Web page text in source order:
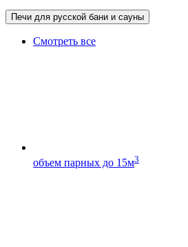
Печи для русской бани и сауны
Смотреть все
объем парных до 15м3